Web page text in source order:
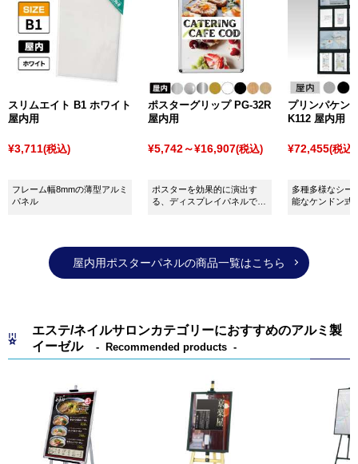
飲食店に多く使われている
黒板やパネルスタンド
内用の
などがあり、その他にも夜間に
活躍する
や店舗のイメージに合わせた
和風看板など幅広くタイプがございます。
また最近では、デザイン制作のみ自社で行い、出力は
激安・格安のネット通販を利用して価格を安く押さえ
傾向にあります。
スリムエイト B1 ホワイト
屋内用
¥3,711(税込)
フレーム幅8mmの薄型アルミ
パネル
ポスターグリップ PG-32R
屋内用
¥5,742～¥16,907(税込)
ポスターを効果的に演出す
る、ディスプレイパネルで
プリンパケン
K112 屋内用
¥72,455(税込)
多種多様なシー
能なケンドン式
屋内用ポスターパネルの商品一覧はこちら
エステ/ネイルサロンカテゴリーにおすすめのアルミ製
イーゼル
Recommended products